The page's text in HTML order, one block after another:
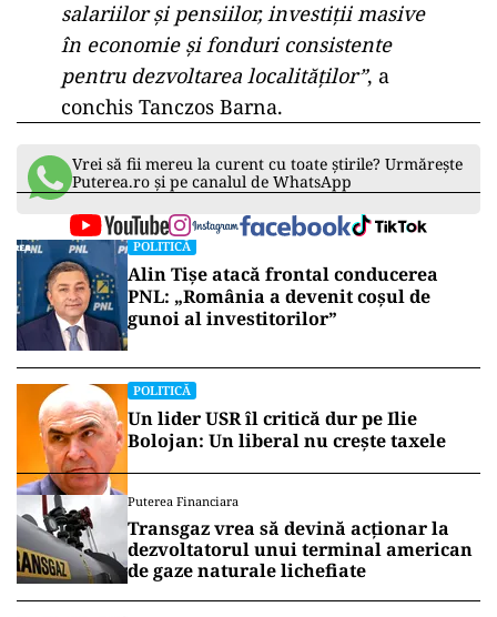
salariilor şi pensiilor, investiţii masive
în economie şi fonduri consistente
pentru dezvoltarea localităţilor”, a
conchis Tanczos Barna.
Vrei să fii mereu la curent cu toate știrile? Urmărește
Puterea.ro și pe canalul de WhatsApp
POLITICĂ
Alin Tișe atacă frontal conducerea
PNL: „România a devenit coșul de
gunoi al investitorilor”
POLITICĂ
Un lider USR îl critică dur pe Ilie
Bolojan: Un liberal nu crește taxele
Puterea Financiara
Transgaz vrea să devină acționar la
dezvoltatorul unui terminal american
de gaze naturale lichefiate